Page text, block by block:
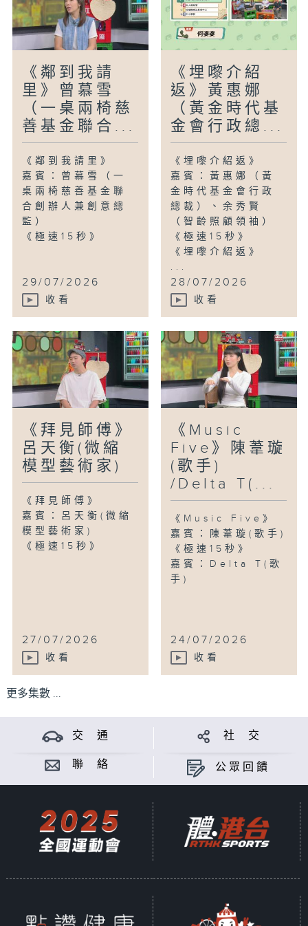
《鄰到我請
里》曾慕雪
（一桌兩椅慈
善基金聯合...
《鄰到我請里》
嘉賓：曾慕雪（一
桌兩椅慈善基金聯
合創辦人兼創意總
監）
《極速15秒》
29/07/2026
收看
《埋嚟介紹
返》黃惠娜
（黃金時代基
金會行政總...
《埋嚟介紹返》
嘉賓：黃惠娜（黃
金時代基金會行政
總裁）、余秀賢
（智齡照顧領袖）
《極速15秒》
《埋嚟介紹返》
...
28/07/2026
收看
《拜見師傅》
呂天衡(微縮
模型藝術家)
《拜見師傅》
嘉賓：呂天衡(微縮
模型藝術家)
《極速15秒》
27/07/2026
收看
《Music
Five》陳葦璇
(歌手)
/Delta T(...
《Music Five》
嘉賓：陳葦璇(歌手)
《極速15秒》
嘉賓：Delta T(歌
手)
24/07/2026
收看
更多集數 ...
交 通 社 交
聯 絡 公眾回饋